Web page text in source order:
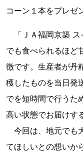
コーン１本をプレゼ
「ＪＡ福岡京築 ス
でも食べられるほど
徴です。生産者が丹
穫したものを当日発
でを短時間で行うた
高い状態でお届けす
今回は、地元でも
てほしいとの想いか